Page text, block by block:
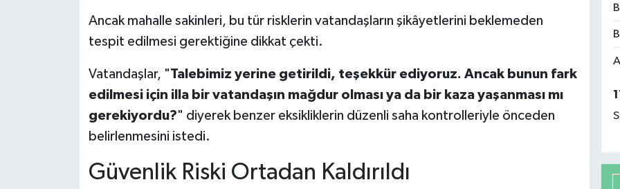
Ancak mahalle sakinleri, bu tür risklerin vatandaşların şikâyetlerini beklemeden
tespit edilmesi gerektiğine dikkat çekti.
Vatandaşlar, "Talebimiz yerine getirildi, teşekkür ediyoruz. Ancak bunun fark
edilmesi için illa bir vatandaşın mağdur olması ya da bir kaza yaşanması mı
gerekiyordu?" diyerek benzer eksikliklerin düzenli saha kontrolleriyle önceden
belirlenmesini istedi.
Güvenlik Riski Ortadan Kaldırıldı